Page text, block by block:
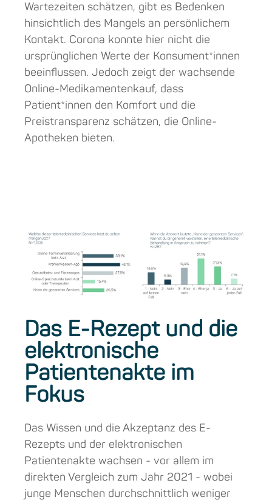
Wartezeiten schätzen, gibt es Bedenken
hinsichtlich des Mangels an persönlichem
Kontakt. Corona konnte hier nicht die
ursprünglichen Werte der Konsument*innen
beeinflussen. Jedoch zeigt der wachsende
Online-Medikamentenkauf, dass
Patient*innen den Komfort und die
Preistransparenz schätzen, die Online-
Apotheken bieten.
Das E-Rezept und die
elektronische
Patientenakte im
Fokus
Das Wissen und die Akzeptanz des E-
Rezepts und der elektronischen
Patientenakte wachsen - vor allem im
direkten Vergleich zum Jahr 2021 - wobei
junge Menschen durchschnittlich weniger